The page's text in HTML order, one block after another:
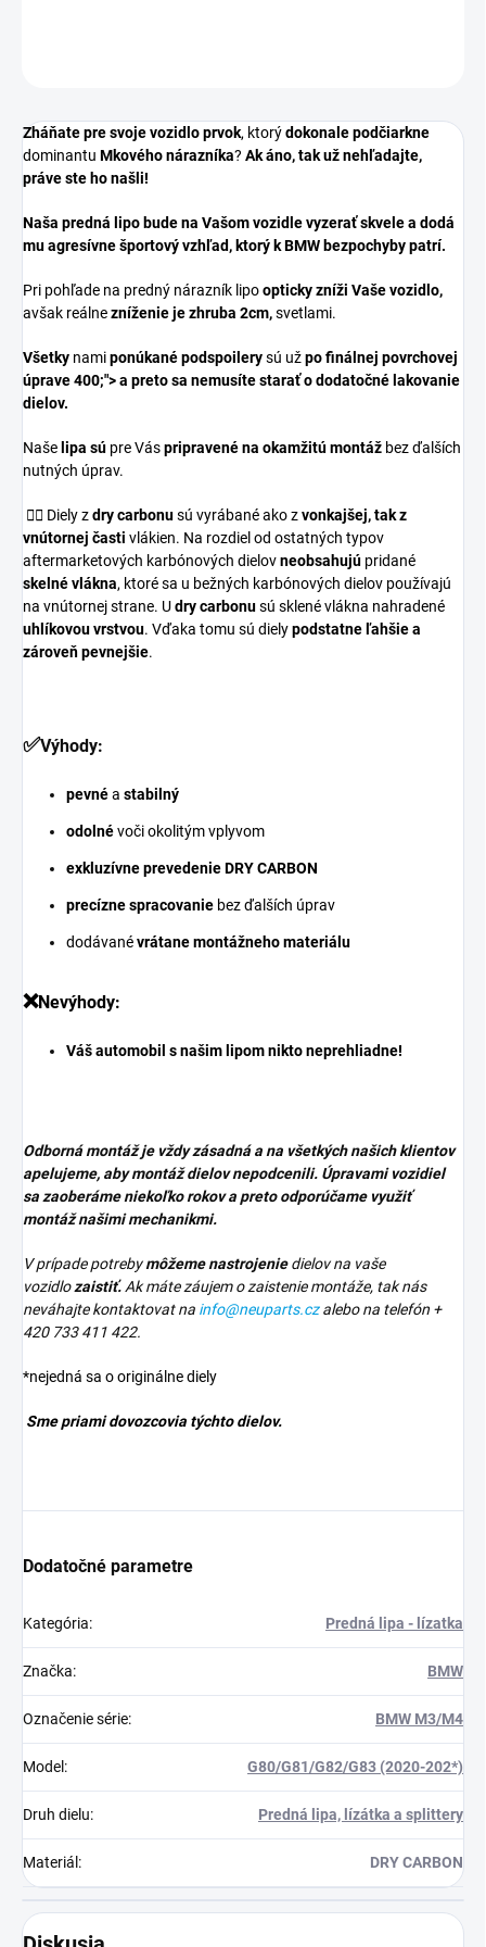
Zháňate pre svoje vozidlo prvok, ktorýdokonale podčiarkne
dominantu Mkového nárazníka? Ak áno, tak už nehľadajte,
práve ste ho našli!
Naša predná lipo bude na Vašom vozidle vyzerať skvele a dodá
mu agresívne športový vzhľad, ktorý k BMW bezpochyby patrí.
Pri pohľade na predný nárazník lipoopticky zníži Vaše vozidlo,
avšak reálnezníženie je zhruba 2cm,svetlami.
Všetky namiponúkané podspoilerysú užpo finálnej povrchovej
úprave 400;"> a preto sa nemusíte starať o dodatočné lakovanie
dielov.
Naše lipa sú pre Váspripravené na okamžitú montáž bez ďalších
nutných úprav.
👉🏼 Diely zdry carbonusú vyrábané ako zvonkajšej, tak z
vnútornej časti vlákien. Na rozdiel od ostatných typov
aftermarketových karbónových dielovneobsahujú pridané
skelné vlákna, ktoré sa u bežných karbónových dielov používajú
na vnútornej strane. Udry carbonusú sklené vlákna nahradené
uhlíkovou vrstvou. Vďaka tomu sú dielypodstatne ľahšie a
zároveň pevnejšie.
✅Výhody:
pevnéa stabilný
odolnévoči okolitým vplyvom
exkluzívne prevedenie DRY CARBON
precízne spracovanie bez ďalších úprav
dodávanévrátane montážneho materiálu
❌Nevýhody:
Váš automobil s našim lipom nikto neprehliadne!
Odborná montáž je vždy zásadná a na všetkých našich klientov
apelujeme, aby montáž dielov nepodcenili. Úpravami vozidiel
sa zaoberáme niekoľko rokov a preto odporúčame využiť
montáž našimi mechanikmi.
V prípade potrebymôžeme nastrojeniedielov na vaše
vozidlozaistiť.Ak máte záujem o zaistenie montáže, tak nás
neváhajte kontaktovat na info@neuparts.czalebo na telefón +
420 733 411 422.
*nejedná sa o originálne diely
Sme priami dovozcovia týchto dielov.
Dodatočné parametre
Kategória: Predná lipa - lízatka
Značka: BMW
Označenie série: BMW M3/M4
Model : G80/G81/G82/G83 (2020-202*)
Druh dielu: Predná lipa, lízátka a splittery
Materiál : DRY CARBON